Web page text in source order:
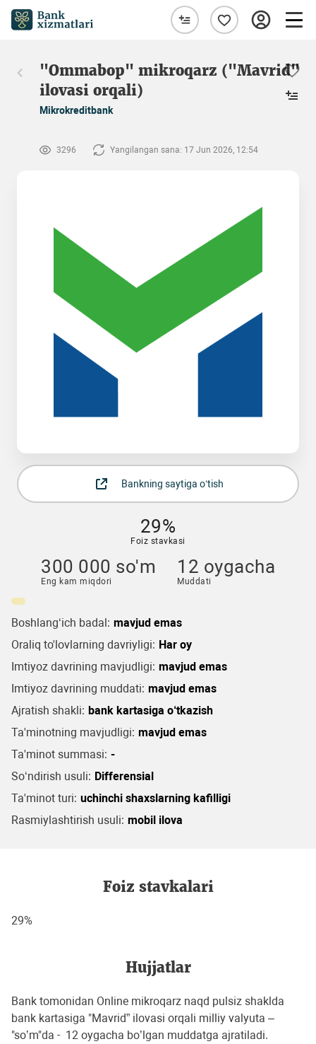
"Ommabop" mikroqarz ("Mavrid"
ilovasi orqali)
Mikrokreditbank
3296 Yangilangan sana: 17 Jun 2026, 12:54
Bankning saytiga o‘tish
29%
Foiz stavkasi
300 000 so'm
Eng kam miqdori
12 oygacha
Muddati
Boshlang‘ich badal: mavjud emas
Oraliq to'lovlarning davriyligi: Har oy
Imtiyoz davrining mavjudligi: mavjud emas
Imtiyoz davrining muddati: mavjud emas
Ajratish shakli: bank kartasiga o‘tkazish
Ta'minotning mavjudligi: mavjud emas
Ta'minot summasi: -
So‘ndirish usuli: Differensial
Ta'minot turi: uchinchi shaxslarning kafilligi
Rasmiylashtirish usuli: mobil ilova
Foiz stavkalari
29%
Hujjatlar
Bank tomonidan Online mikroqarz naqd pulsiz shaklda
bank kartasiga "Mavrid” ilovasi orqali milliy valyuta –
"soʼm"da - 12 oygacha boʼlgan muddatga ajratiladi.